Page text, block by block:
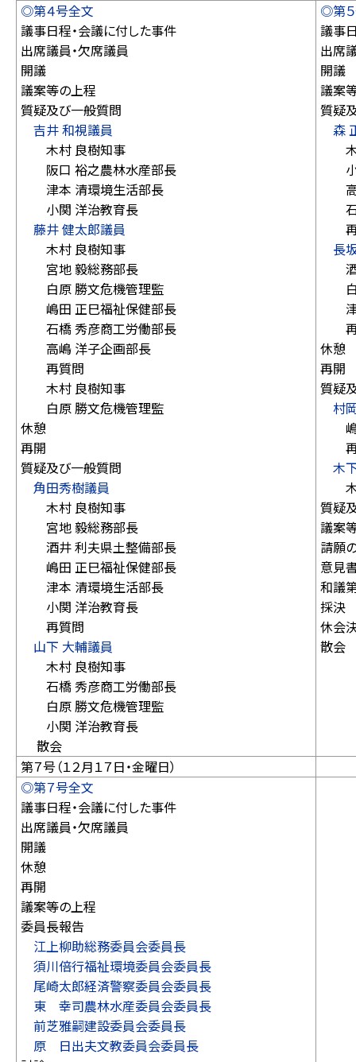
◎第４号全文
議事日程・会議に付した事件
出席議員・欠席議員
開議
議案等の上程
質疑及び一般質問
吉井 和視議員
木村 良樹知事
阪口 裕之農林水産部長
津本 清環境生活部長
小関 洋治教育長
藤井 健太郎議員
木村 良樹知事
宮地 毅総務部長
白原 勝文危機管理監
嶋田 正巳福祉保健部長
石橋 秀彦商工労働部長
高嶋 洋子企画部長
再質問
木村 良樹知事
白原 勝文危機管理監
休憩
再開
質疑及び一般質問
角田秀樹議員
木村 良樹知事
宮地 毅総務部長
酒井 利夫県土整備部長
嶋田 正巳福祉保健部長
津本 清環境生活部長
小関 洋治教育長
再質問
山下 大輔議員
木村 良樹知事
石橋 秀彦商工労働部長
白原 勝文危機管理監
小関 洋治教育長
散会
◎第
議事
出席
開議
議案
質疑
森
木
小
高
石
再
長
酒
白
津
再
休憩
再開
質疑
村
嶋
再
木
木
質疑
議案
請願
意見
和議
採決
休会
散会
第７号（１２月１７日・金曜日）
◎第７号全文
議事日程・会議に付した事件
出席議員・欠席議員
開議
休憩
再開
議案等の上程
委員長報告
江上柳助総務委員会委員長
須川倍行福祉環境委員会委員長
尾崎太郎経済警察委員会委員長
東 幸司農林水産委員会委員長
前芝雅嗣建設委員会委員長
原 日出夫文教委員会委員長